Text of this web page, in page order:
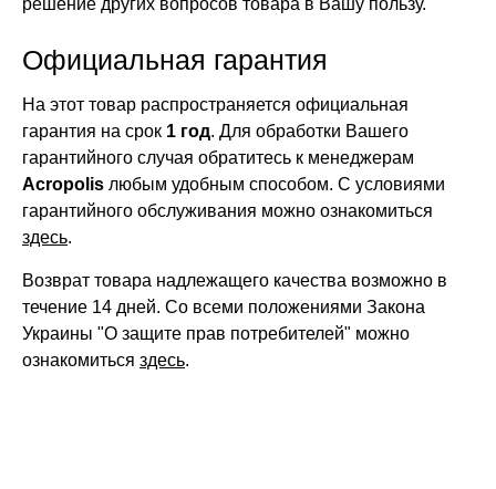
Официальная гарантия
На этот товар распространяется официальная
гарантия на срок 1 год. Для обработки Вашего
гарантийного случая обратитесь к менеджерам
Acropolis любым удобным способом. С условиями
гарантийного обслуживания можно ознакомиться
здесь.
Возврат товара надлежащего качества возможно в
течение 14 дней. Со всеми положениями Закона
Украины "О защите прав потребителей" можно
ознакомиться здесь.